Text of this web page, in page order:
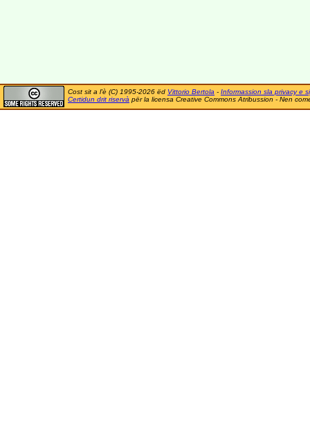
Cost sit a l'è (C) 1995-2026 ëd Vittorio Bertola - Informassion sla privacy e
Certidun drit riservà për la licensa Creative Commons Atribussion - Nen